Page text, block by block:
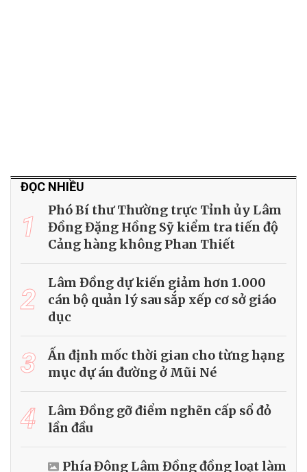
ĐỌC NHIỀU
1
Phó Bí thư Thường trực Tỉnh ủy Lâm
Đồng Đặng Hồng Sỹ kiểm tra tiến độ
Cảng hàng không Phan Thiết
2
Lâm Đồng dự kiến giảm hơn 1.000
cán bộ quản lý sau sắp xếp cơ sở giáo
dục
3
Ấn định mốc thời gian cho từng hạng
mục dự án đường ở Mũi Né
4
Lâm Đồng gỡ điểm nghẽn cấp sổ đỏ
lần đầu
Phía Đông Lâm Đồng đồng loạt làm